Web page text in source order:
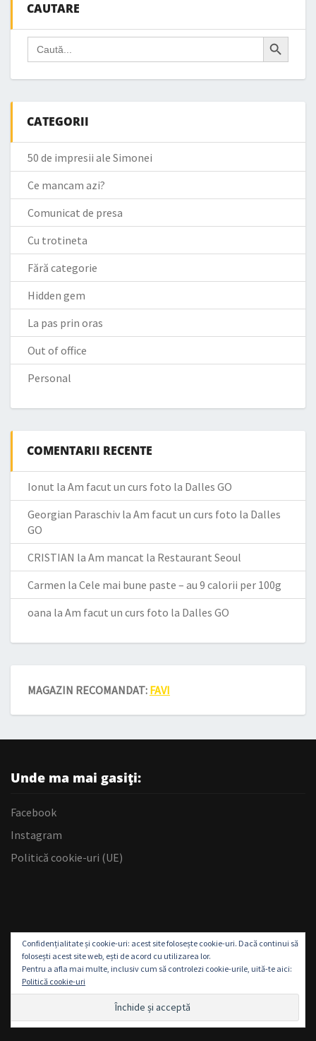
CAUTARE
Search
for:
Search Button
CATEGORII
50 de impresii ale Simonei
Ce mancam azi?
Comunicat de presa
Cu trotineta
Fără categorie
Hidden gem
La pas prin oras
Out of office
Personal
COMENTARII RECENTE
Ionut la Am facut un curs foto la Dalles GO
Georgian Paraschiv la Am facut un curs foto la Dalles
GO
CRISTIAN la Am mancat la Restaurant Seoul
Carmen la Cele mai bune paste – au 9 calorii per 100g
oana la Am facut un curs foto la Dalles GO
MAGAZIN RECOMANDAT: FAVI
Unde ma mai gasiți:
Facebook
Instagram
Politică cookie-uri (UE)
Confidențialitate și cookie-uri: acest site folosește cookie-uri. Dacă continui să
folosești acest site web, ești de acord cu utilizarea lor.
Pentru a afla mai multe, inclusiv cum să controlezi cookie-urile, uită-te aici:
Politică cookie-uri